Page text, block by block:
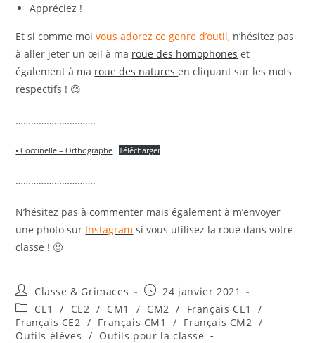
Appréciez !
Et si comme moivous adorez ce genre d’outil, n’hésitez pas
à aller jeter un œil à ma roue des homophones et
également à ma roue des naturesen cliquant sur les mots
respectifs ! 😊
………………………….
• Coccinelle – Orthographe Télécharger
………………………….
N’hésitez pas à commenter mais également à m’envoyer
une photo sur Instagram si vous utilisez la roue dans votre
classe ! 🙂
Auteur/autrice
de
la
publication :
Classe & Grimaces
Publication
publiée :
24 janvier 2021
Post
category:
CE1 / CE2 / CM1 / CM2 / Français CE1
/
Français CE2 / Français CM1 / Français CM2 /
Outils élèves / Outils pour la classe